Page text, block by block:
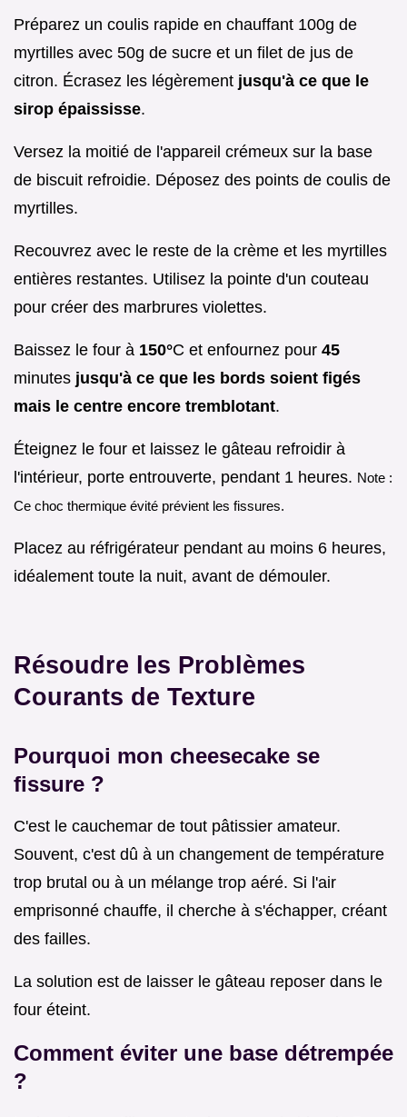
Préparez un coulis rapide en chauffant 100g de
myrtilles avec 50g de sucre et un filet de jus de
citron. Écrasez les légèrement jusqu'à ce que le
sirop épaississe.
Versez la moitié de l'appareil crémeux sur la base
de biscuit refroidie. Déposez des points de coulis de
myrtilles.
Recouvrez avec le reste de la crème et les myrtilles
entières restantes. Utilisez la pointe d'un couteau
pour créer des marbrures violettes.
Baissez le four à 150°C et enfournez pour 45
minutes jusqu'à ce que les bords soient figés
mais le centre encore tremblotant.
Éteignez le four et laissez le gâteau refroidir à
l'intérieur, porte entrouverte, pendant 1 heures. Note :
Ce choc thermique évité prévient les fissures.
Placez au réfrigérateur pendant au moins 6 heures,
idéalement toute la nuit, avant de démouler.
Résoudre les Problèmes
Courants de Texture
Pourquoi mon cheesecake se
fissure ?
C'est le cauchemar de tout pâtissier amateur.
Souvent, c'est dû à un changement de température
trop brutal ou à un mélange trop aéré. Si l'air
emprisonné chauffe, il cherche à s'échapper, créant
des failles.
La solution est de laisser le gâteau reposer dans le
four éteint.
Comment éviter une base détrempée
?